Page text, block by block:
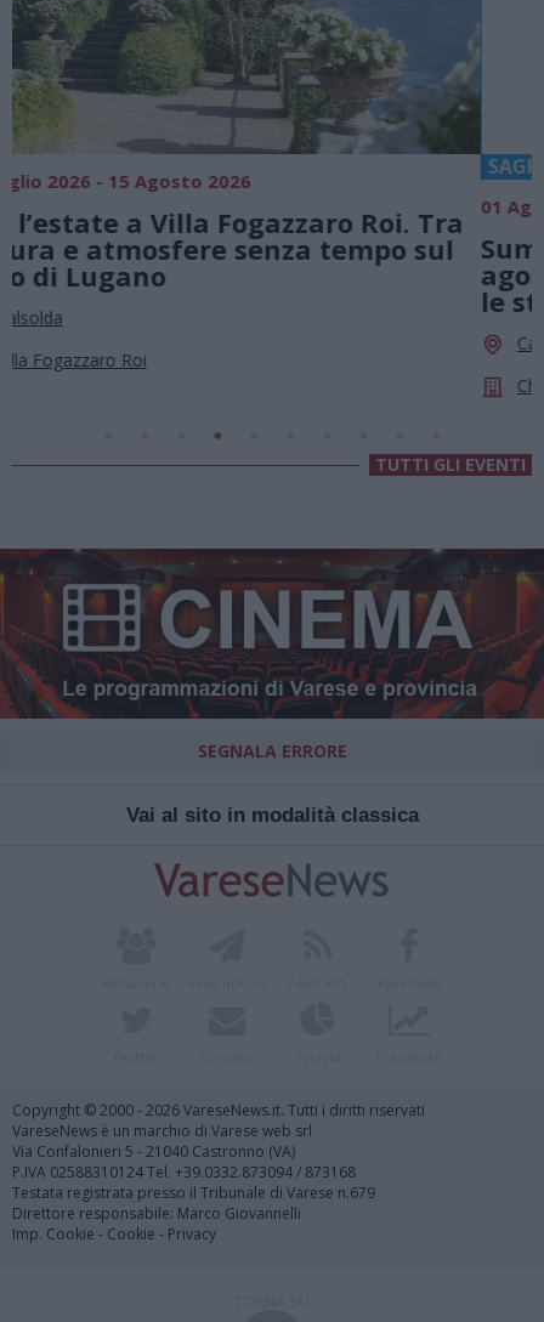
Summer Green Festival: fino al 23
agosto, musica e divertimento sotto
le stelle a Cassano Magnago
TUTTI GLI EVENTI
SEGNALA ERRORE
Vai al sito in modalità classica
Copyright © 2000 - 2026 VareseNews.it. Tutti i diritti riservati
VareseNews è un marchio di Varese web srl
Via Confalonieri 5 - 21040 Castronno (VA)
P.IVA 02588310124 Tel. +39.0332.873094 / 873168
Testata registrata presso il Tribunale di Varese n.679
Direttore responsabile: Marco Giovannelli
Imp. Cookie - Cookie - Privacy